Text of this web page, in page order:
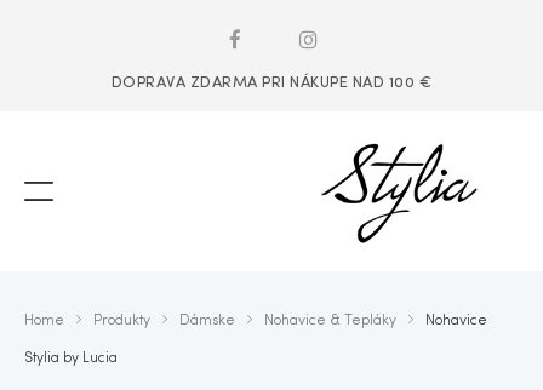
DOPRAVA ZDARMA PRI NÁKUPE NAD 100 €
Home Produkty Dámske Nohavice & Tepláky Nohavice
Stylia by Lucia